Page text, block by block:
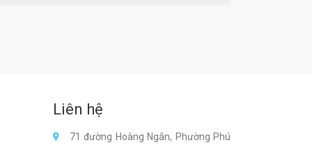
Liên hệ
71 đường Hoàng Ngân, Phường Phú